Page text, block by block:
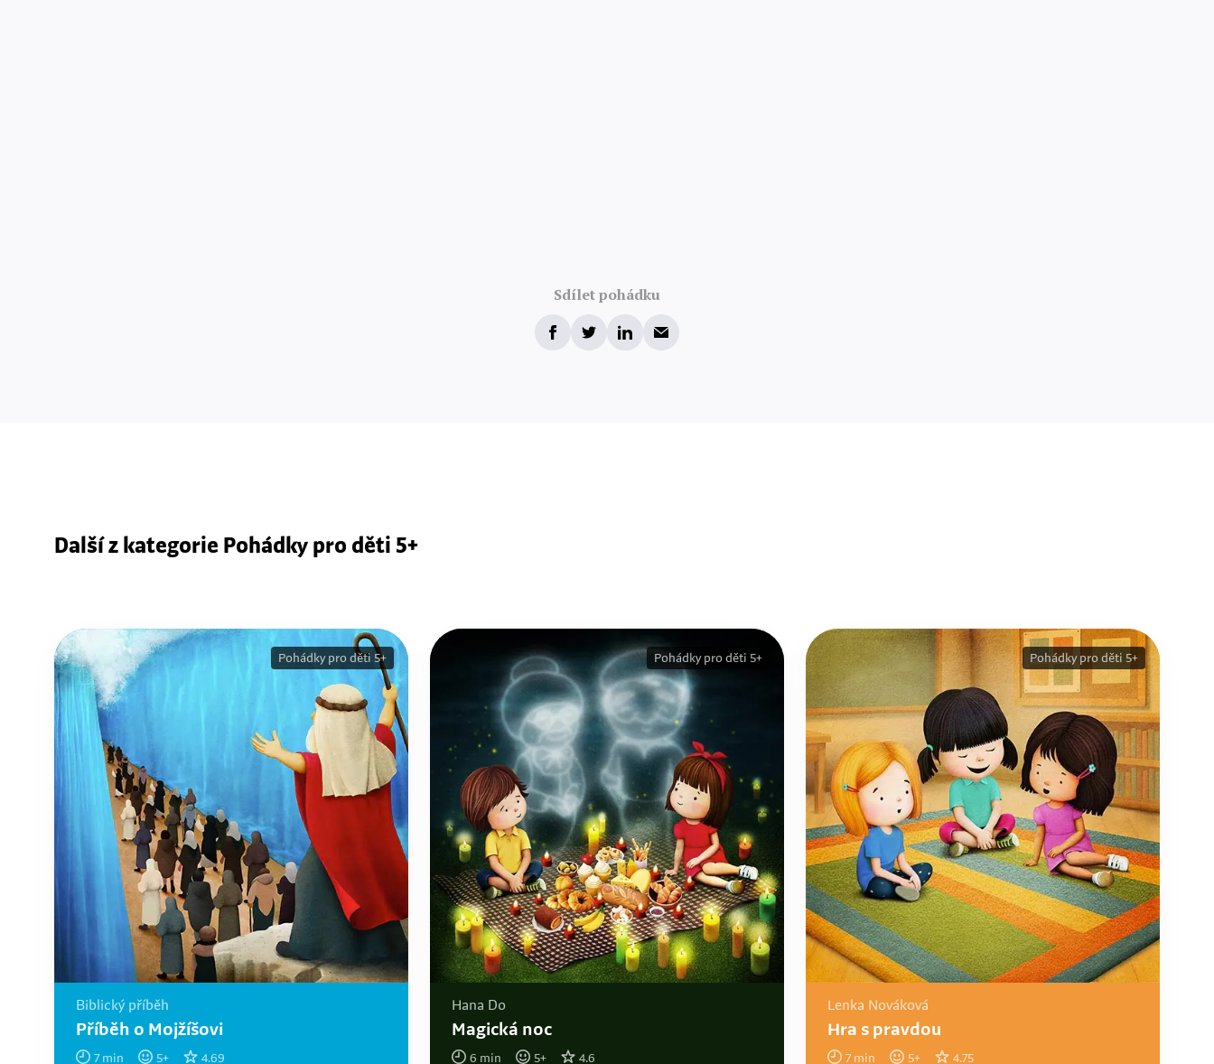
Sdílet pohádku
Další z kategorie Pohádky pro děti 5+
Biblický příběh
Příběh o Mojžíšovi
7min 5+ 4.69
Pohádky pro děti 5+
Hana Do
Magická noc
6 min 5+ 4.6
Pohádky pro děti 5+
Lenka Nováková
Hra s pravdou
7min 5+ 4.75
Pohádky pro děti 5+